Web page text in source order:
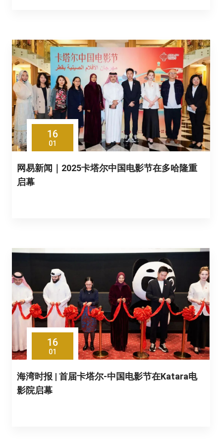
16
01
网易新闻｜2025卡塔尔中国电影节在多哈隆重
启幕
16
01
海湾时报 | 首届卡塔尔-中国电影节在Katara电
影院启幕